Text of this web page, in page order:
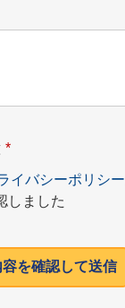
*
イバシーポリシー
しました
容を確認して送信